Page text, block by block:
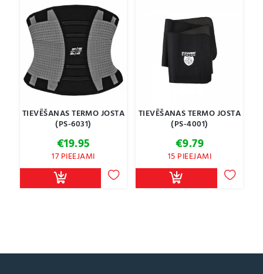
TIEVĒŠANAS TERMO JOSTA
(PS-6031)
€19.95
17 PIEEJAMI
TIEVĒŠANAS TERMO JOSTA
(PS-4001)
€9.79
15 PIEEJAMI